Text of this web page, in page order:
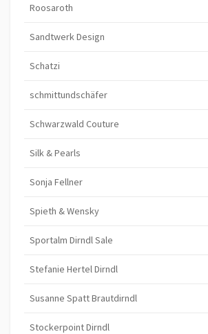
Roosaroth
Sandtwerk Design
Schatzi
schmittundschäfer
Schwarzwald Couture
Silk & Pearls
Sonja Fellner
Spieth & Wensky
Sportalm Dirndl Sale
Stefanie Hertel Dirndl
Susanne Spatt Brautdirndl
Stockerpoint Dirndl